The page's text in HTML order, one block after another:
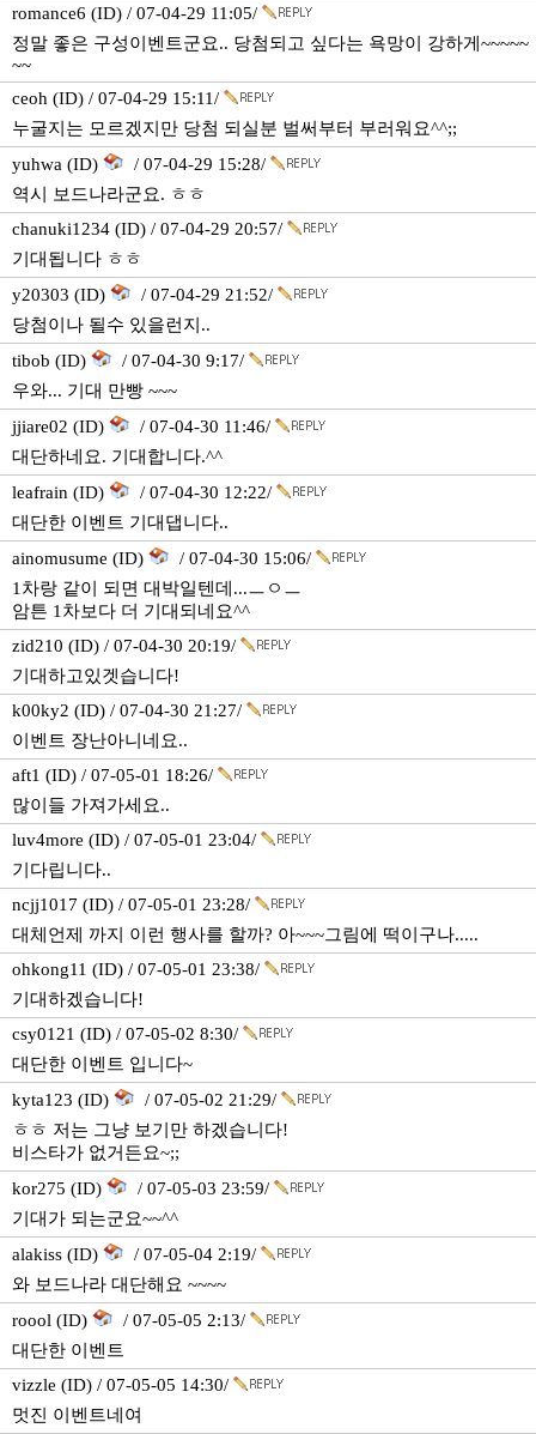
romance6 (ID) / 07-04-29 11:05/
정말 좋은 구성이벤트군요.. 당첨되고 싶다는 욕망이 강하게~~~~~
~~
ceoh (ID) / 07-04-29 15:11/
누굴지는 모르겠지만 당첨 되실분 벌써부터 부러워요^^;;
yuhwa (ID)
/ 07-04-29 15:28/
역시 보드나라군요. ㅎㅎ
chanuki1234 (ID) / 07-04-29 20:57/
기대됩니다 ㅎㅎ
y20303 (ID)
/ 07-04-29 21:52/
당첨이나 될수 있을런지..
tibob (ID)
/ 07-04-30 9:17/
우와... 기대 만빵 ~~~
jjiare02 (ID)
/ 07-04-30 11:46/
대단하네요. 기대합니다.^^
leafrain (ID)
/ 07-04-30 12:22/
대단한 이벤트 기대댑니다..
ainomusume (ID)
/ 07-04-30 15:06/
1차랑 같이 되면 대박일텐데...ㅡㅇㅡ
암튼 1차보다 더 기대되네요^^
zid210 (ID) / 07-04-30 20:19/
기대하고있겟습니다!
k00ky2 (ID) / 07-04-30 21:27/
이벤트 장난아니네요..
aft1 (ID) / 07-05-01 18:26/
많이들 가져가세요..
luv4more (ID) / 07-05-01 23:04/
기다립니다..
ncjj1017 (ID) / 07-05-01 23:28/
대체언제 까지 이런 행사를 할까? 아~~~그림에 떡이구나.....
ohkong11 (ID) / 07-05-01 23:38/
기대하겠습니다!
csy0121 (ID) / 07-05-02 8:30/
대단한 이벤트 입니다~
kyta123 (ID)
/ 07-05-02 21:29/
ㅎㅎ 저는 그냥 보기만 하겠습니다!
비스타가 없거든요~;;
kor275 (ID)
/ 07-05-03 23:59/
기대가 되는군요~~^^
alakiss (ID)
/ 07-05-04 2:19/
와 보드나라 대단해요 ~~~~
roool (ID)
/ 07-05-05 2:13/
대단한 이벤트
vizzle (ID) / 07-05-05 14:30/
멋진 이벤트네여